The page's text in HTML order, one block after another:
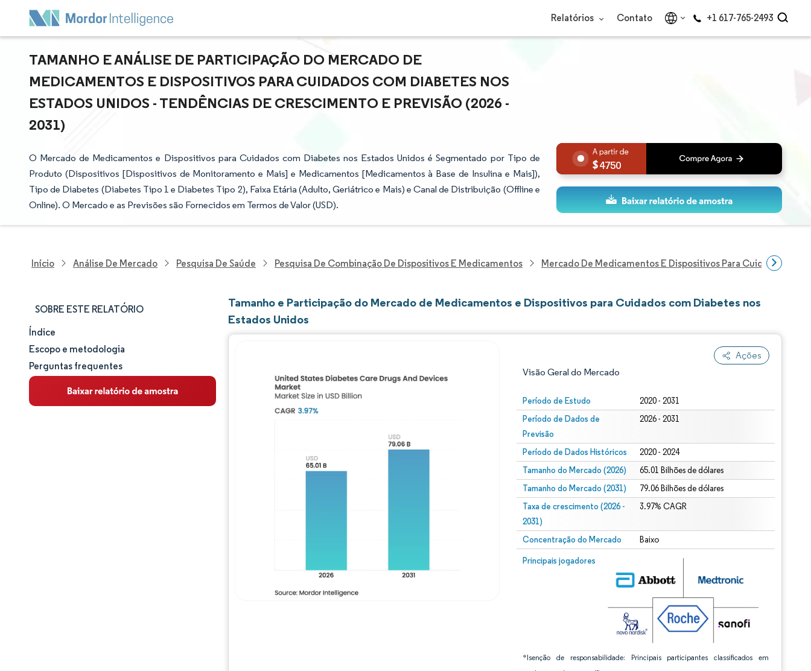
Relatórios Contato +1 617-765-2493
TAMANHO E ANÁLISE DE PARTICIPAÇÃO DO MERCADO DE
MEDICAMENTOS E DISPOSITIVOS PARA CUIDADOS COM DIABETES NOS
ESTADOS UNIDOS - TENDÊNCIAS DE CRESCIMENTO E PREVISÃO (2026 -
2031)
O Mercado de Medicamentos e Dispositivos para Cuidados com Diabetes nos Estados Unidos é Segmentado por Tipo de
Produto (Dispositivos [Dispositivos de Monitoramento e Mais] e Medicamentos [Medicamentos à Base de Insulina e Mais]),
Tipo de Diabetes (Diabetes Tipo 1 e Diabetes Tipo 2), Faixa Etária (Adulto, Geriátrico e Mais) e Canal de Distribuição (Offline e
Online). O Mercado e as Previsões são Fornecidos em Termos de Valor (USD).
4750
Início Análise De Mercado Pesquisa De Saúde Pesquisa De Combinação De Dispositivos E Medicamentos Mercado De Medicamentos E Dispositivos Para Cuidados Com
SOBRE ESTE RELATÓRIO
Tamanho e participação de mercado
Análise de mercado
Tendências e insights
Índice
Escopo e metodologia
Perguntas frequentes
Tamanho e Participação do Mercado de Medicamentos e Dispositivos para Cuidados com Diabetes nos
Estados Unidos
Ações
Visão Geral do Mercado
Período de Estudo 2020 - 2031
Período de Dados de
Previsão
2026 - 2031
Período de Dados Históricos 2020 - 2024
Tamanho do Mercado (2026) 65.01 Bilhões de dólares
Tamanho do Mercado (2031) 79.06 Bilhões de dólares
Taxa de crescimento (2026 -
2031)
3.97% CAGR
Concentração do Mercado Baixo
Principais jogadores
*Isenção de responsabilidade: Principais participantes classificados em
Imagem © Mordor Intelligence. O reuso requer atribuição conforme CC BY 4.0.
Imagem © Mordor Intelligence. O reuso requer atribuição conforme CC BY 4.0.